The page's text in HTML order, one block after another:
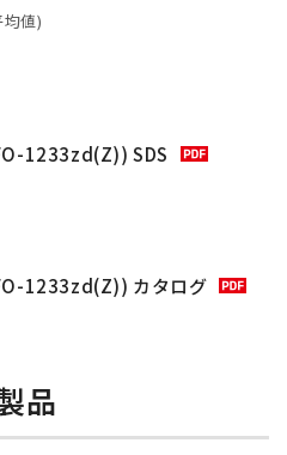
値)
1233zd(Z)) SDS
1233zd(Z)) カタログ
品